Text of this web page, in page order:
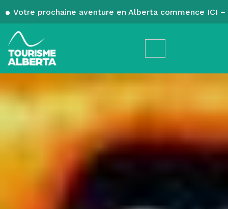
Votre prochaine aventure en Alberta commence ICI